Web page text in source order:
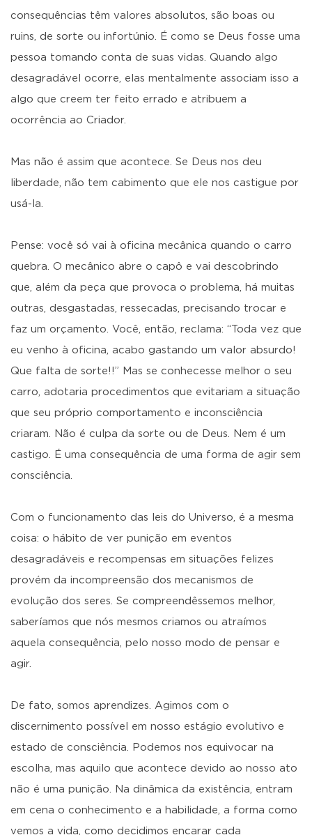
consequências têm valores absolutos, são boas ou
ruins, de sorte ou infortúnio. É como se Deus fosse uma
pessoa tomando conta de suas vidas. Quando algo
desagradável ocorre, elas mentalmente associam isso a
algo que creem ter feito errado e atribuem a
ocorrência ao Criador.
Mas não é assim que acontece. Se Deus nos deu
liberdade, não tem cabimento que ele nos castigue por
usá-la.
Pense: você só vai à oficina mecânica quando o carro
quebra. O mecânico abre o capô e vai descobrindo
que, além da peça que provoca o problema, há muitas
outras, desgastadas, ressecadas, precisando trocar e
faz um orçamento. Você, então, reclama: “Toda vez que
eu venho à oficina, acabo gastando um valor absurdo!
Que falta de sorte!!” Mas se conhecesse melhor o seu
carro, adotaria procedimentos que evitariam a situação
que seu próprio comportamento e inconsciência
criaram. Não é culpa da sorte ou de Deus. Nem é um
castigo. É uma consequência de uma forma de agir sem
consciência.
Com o funcionamento das leis do Universo, é a mesma
coisa: o hábito de ver punição em eventos
desagradáveis e recompensas em situações felizes
provém da incompreensão dos mecanismos de
evolução dos seres. Se compreendêssemos melhor,
saberíamos que nós mesmos criamos ou atraímos
aquela consequência, pelo nosso modo de pensar e
agir.
De fato, somos aprendizes. Agimos com o
discernimento possível em nosso estágio evolutivo e
estado de consciência. Podemos nos equivocar na
escolha, mas aquilo que acontece devido ao nosso ato
não é uma punição. Na dinâmica da existência, entram
em cena o conhecimento e a habilidade, a forma como
vemos a vida, como decidimos encarar cada